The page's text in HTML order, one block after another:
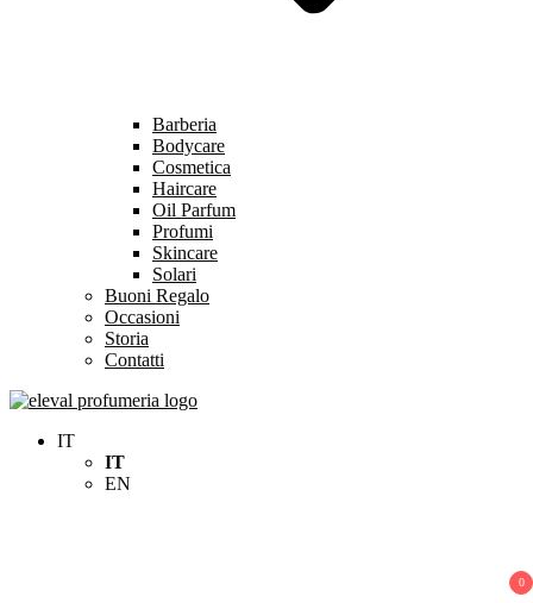
Barberia
Bodycare
Cosmetica
Haircare
Oil Parfum
Profumi
Skincare
Solari
Buoni Regalo
Occasioni
Storia
Contatti
Eleval Profumeria
Profumeria Roma
IT
IT
EN
0